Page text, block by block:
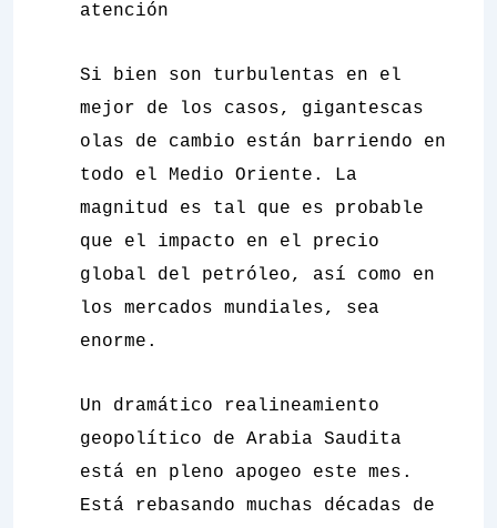
atención
Si bien son turbulentas en el
mejor de los casos, gigantescas
olas de cambio están barriendo en
todo el Medio Oriente. La
magnitud es tal que es probable
que el impacto en el precio
global del petróleo, así como en
los mercados mundiales, sea
enorme.
Un dramático realineamiento
geopolítico de Arabia Saudita
está en pleno apogeo este mes.
Está rebasando muchas décadas de